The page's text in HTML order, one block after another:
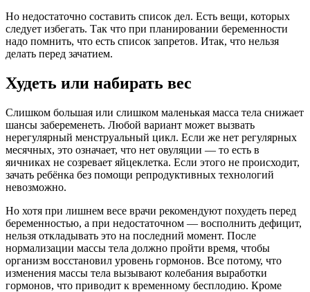
Но недостаточно составить список дел. Есть вещи, которых
следует избегать. Так что при планировании беременности
надо помнить, что есть список запретов. Итак, что нельзя
делать перед зачатием.
Худеть или набирать вес
Слишком большая или слишком маленькая масса тела снижает
шансы забеременеть. Любой вариант может вызвать
нерегулярный менструальный цикл. Если же нет регулярных
месячных, это означает, что нет овуляции — то есть в
яичниках не созревает яйцеклетка. Если этого не происходит,
зачать ребёнка без помощи репродуктивных технологий
невозможно.
Но хотя при лишнем весе врачи рекомендуют похудеть перед
беременностью, а при недостаточном — восполнить дефицит,
нельзя откладывать это на последний момент. После
нормализации массы тела должно пройти время, чтобы
организм восстановил уровень гормонов. Все потому, что
изменения массы тела вызывают колебания выработки
гормонов, что приводит к временному бесплодию. Кроме